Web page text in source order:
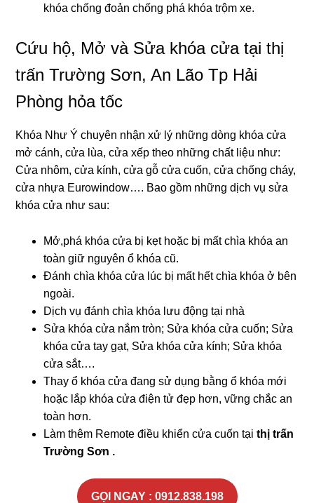
khóa chống đoản chống phá khóa trộm xe.
Cứu hộ, Mở và Sửa khóa cửa tại thị
trấn Trường Sơn, An Lão Tp Hải
Phòng hỏa tốc
Khóa Như Ý chuyên nhận xử lý những dòng khóa cửa
mở cánh, cửa lùa, cửa xếp theo những chất liệu như:
Cửa nhôm, cửa kính, cửa gỗ cửa cuốn, cửa chống cháy,
cửa nhựa Eurowindow…. Bao gồm những dịch vụ sửa
khóa cửa như sau:
Mở,phá khóa cửa bị kẹt hoặc bị mất chìa khóa an
toàn giữ nguyên ổ khóa cũ.
Đánh chìa khóa cửa lúc bị mất hết chìa khóa ở bên
ngoài.
Dịch vụ đánh chìa khóa lưu động tại nhà
Sửa khóa cửa nắm tròn; Sửa khóa cửa cuốn; Sửa
khóa cửa tay gạt, Sửa khóa cửa kính; Sửa khóa
cửa sắt….
Thay ổ khóa cửa đang sử dụng bằng ổ khóa mới
hoặc lắp khóa cửa điện tử đẹp hơn, vững chắc an
toàn hơn.
Làm thêm Remote điều khiển cửa cuốn tạithị trấn
Trường Sơn .
GỌI NGAY : 0912.838.198